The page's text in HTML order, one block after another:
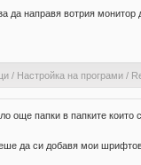
да направя вотрия
/ Настройка на програми/
още папки в папките които
да си добавя мои